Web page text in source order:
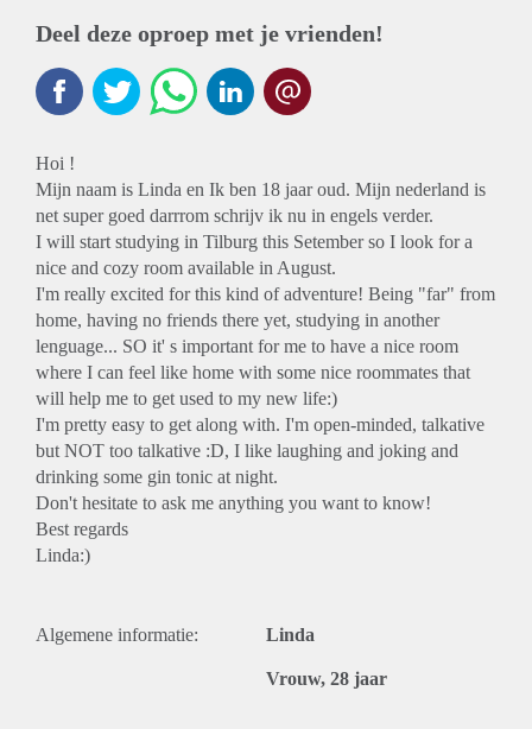
Deel deze oproep met je vrienden!
Hoi !
Mijn naam is Linda en Ik ben 18 jaar oud. Mijn nederland is
net super goed darrrom schrijv ik nu in engels verder.
I will start studying in Tilburg this Setember so I look for a
nice and cozy room available in August.
I'm really excited for this kind of adventure! Being "far" from
home, having no friends there yet, studying in another
lenguage... SO it' s important for me to have a nice room
where I can feel like home with some nice roommates that
will help me to get used to my new life:)
I'm pretty easy to get along with. I'm open-minded, talkative
but NOT too talkative :D, I like laughing and joking and
drinking some gin tonic at night.
Don't hesitate to ask me anything you want to know!
Best regards
Linda:)
Algemene informatie: Linda
Vrouw, 28 jaar